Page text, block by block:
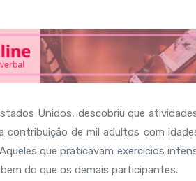
Unidos, descobriu que
contribuição de mil adultos com
que praticavam exercícios
do que os demais participantes.